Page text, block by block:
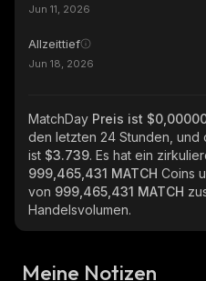
Jun 11, 2026
Allzeittief
Jun 18, 2026
MatchDay Preis ist
den letzten 24 Stunden, und
ist $3.739. Es hat ein
999,465,431 MATCH Coins
von 999,465,431 MATCH
Handelsvolumen.
Meine Notizen